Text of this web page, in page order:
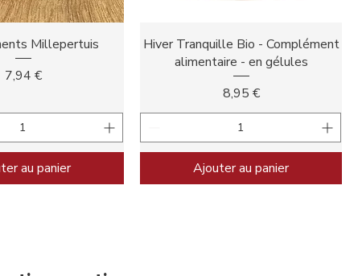
rapide
Millepertuis
Prix
7,94 €
au panier
Aperçu rapide
Hiver Tranquille Bio - Complément
alimentaire - en gélules
Prix
8,95 €
Ajouter au panier